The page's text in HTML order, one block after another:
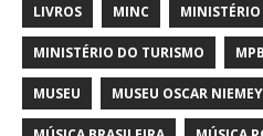
LIVROS MINC
MINISTÉRIO DO TURISMO MPB
MUSEU MUSEU OSCAR